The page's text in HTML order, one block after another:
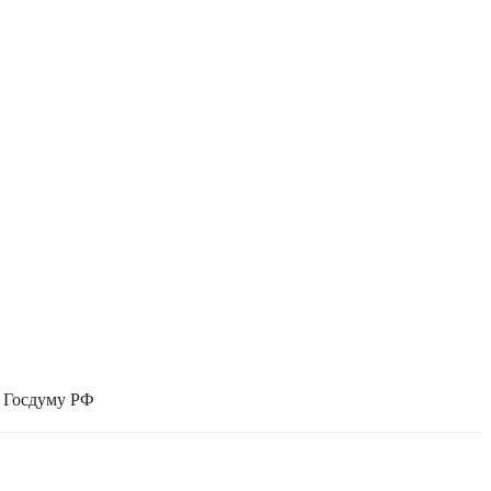
Госдуму РФ